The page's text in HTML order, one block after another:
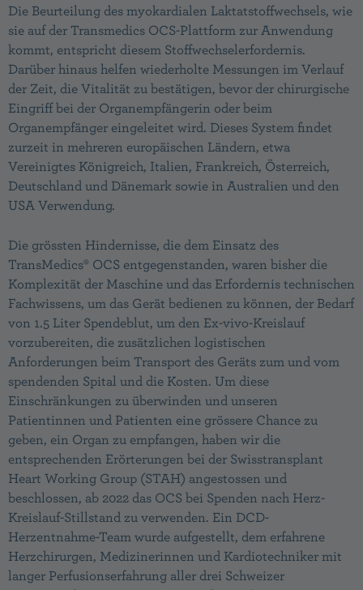
Die Beurteilung des myokardialen Laktatstoffwechsels, wie
sie auf der Transmedics OCS-Plattform zur Anwendung
kommt, entspricht diesem Stoffwechselerfordernis.
Darüber hinaus helfen wiederholte Messungen im Verlauf
der Zeit, die Vitalität zu bestätigen, bevor der chirurgische
Eingriff bei der Organempfängerin oder beim
Organempfänger eingeleitet wird. Dieses System findet
zurzeit in mehreren europäischen Ländern, etwa
Vereinigtes Königreich, Italien, Frankreich, Österreich,
Deutschland und Dänemark sowie in Australien und den
USA Verwendung.
Die grössten Hindernisse, die dem Einsatz des
TransMedics® OCS entgegenstanden, waren bisher die
Komplexität der Maschine und das Erfordernis technischen
Fachwissens, um das Gerät bedienen zu können, der Bedarf
von 1.5 Liter Spendeblut, um den Ex-vivo-Kreislauf
vorzubereiten, die zusätzlichen logistischen
Anforderungen beim Transport des Geräts zum und vom
spendenden Spital und die Kosten. Um diese
Einschränkungen zu überwinden und unseren
Patientinnen und Patienten eine grössere Chance zu
geben, ein Organ zu empfangen, haben wir die
entsprechenden Erörterungen bei der Swisstransplant
Heart Working Group (STAH) angestossen und
beschlossen, ab 2022 das OCS bei Spenden nach Herz-
Kreislauf-Stillstand zu verwenden. Ein DCD-
Herzentnahme-Team wurde aufgestellt, dem erfahrene
Herzchirurgen, Medizinerinnen und Kardiotechniker mit
langer Perfusionserfahrung aller drei Schweizer